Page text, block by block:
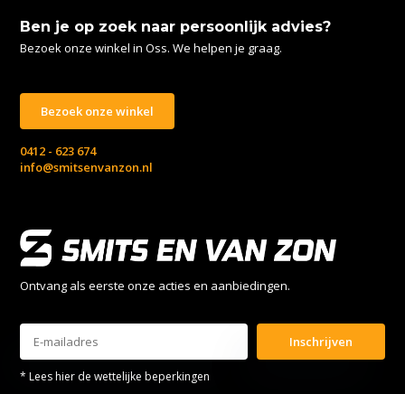
Ben je op zoek naar persoonlijk advies?
Bezoek onze winkel in Oss. We helpen je graag.
Bezoek onze winkel
0412 - 623 674
info@smitsenvanzon.nl
Ontvang als eerste onze acties en aanbiedingen.
Inschrijven
* Lees hier de wettelijke beperkingen